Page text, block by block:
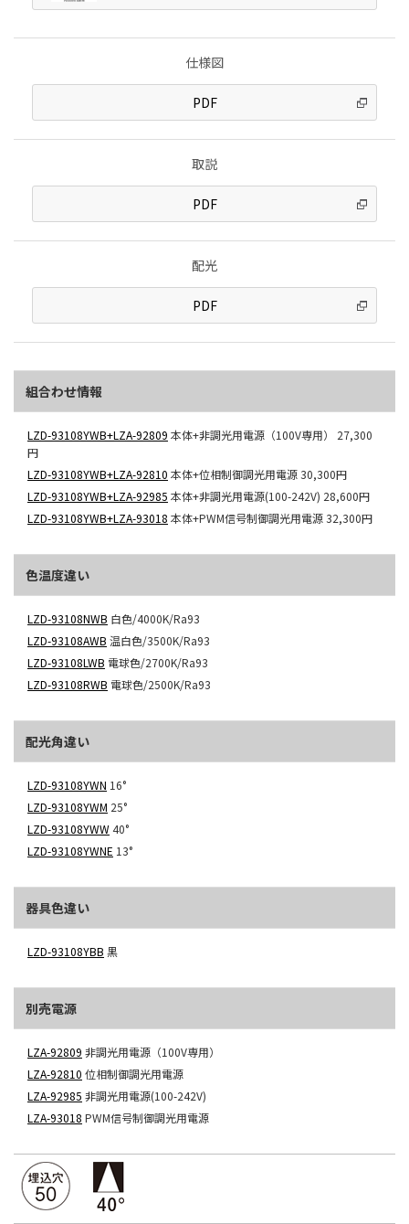
仕様図
PDF
取説
PDF
配光
PDF
組合わせ情報
LZD-93108YWB+LZA-92809 本体+非調光用電源（100V専用） 27,300
円
LZD-93108YWB+LZA-92810 本体+位相制御調光用電源30,300円
LZD-93108YWB+LZA-92985 本体+非調光用電源(100-242V) 28,600円
LZD-93108YWB+LZA-93018 本体+PWM信号制御調光用電源32,300円
色温度違い
LZD-93108NWB 白色/4000K/Ra93
LZD-93108AWB 温白色/3500K/Ra93
LZD-93108LWB 電球色/2700K/Ra93
LZD-93108RWB 電球色/2500K/Ra93
配光角違い
LZD-93108YWN 16°
LZD-93108YWM 25°
LZD-93108YWW40°
LZD-93108YWNE 13°
器具色違い
LZD-93108YBB 黒
別売電源
LZA-92809 非調光用電源（100V専用）
LZA-92810 位相制御調光用電源
LZA-92985 非調光用電源(100-242V)
LZA-93018 PWM信号制御調光用電源